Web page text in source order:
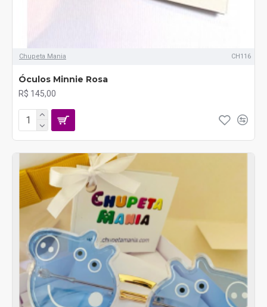
Chupeta Mania CH116
Óculos Minnie Rosa
R$ 145,00